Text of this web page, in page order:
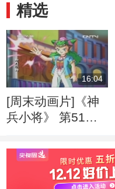
精选
16:04
[周末动画片]《神
兵小将》 第51集
20130806